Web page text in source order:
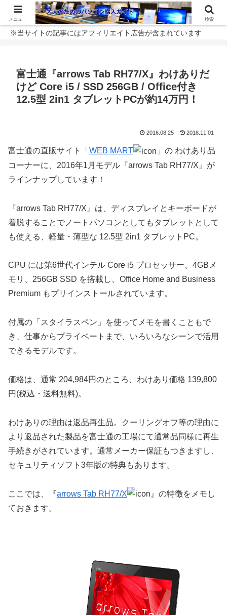
※当サイトの記事にはアフィリエイト広告が含まれています
富士通『arrows Tab RH77/X』わけありだ
けど Core i5 / SSD 256GB / Office付き
12.5型 2in1 タブレットPCが約14万円！
2016.08.25 2018.11.01
富士通の直販サイト「 WEB MART
」の わけあり品
コーナーに、2016年1月モデル『arrows Tab RH77/X』が
ラインナップしています！
『arrows Tab RH77/X』は、ディスプレイとキーボードが
着脱することでノートパソコンとしてもタブレットとして
も使える、軽量・薄型な 12.5型 2in1 タブレットPC。
CPU には第6世代インテル Core i5 プロセッサー、4GBメ
モリ、256GB SSD を搭載し、Office Home and Business
Premium もプリインストールされています。
付属の「スタイラスペン」を使ってメモを書くこともで
き、仕事からプライベートまで、いろいろなシーンで活用
できるモデルです。
価格は、通常 204,984円のところ、わけあり価格 139,800
円(税込・送料無料)。
わけありの理由は返品再生品。クーリングオフ等の理由に
より返品された製品を富士通の工場にて通常品同様に再生
手続きがされています。通常メーカー保証もつきますし、
セキュリティソフト3年版の特典もあります。
ここでは、『arrows Tab RH77/X
』の特徴をメモし
ておきます。
メニュー 検索